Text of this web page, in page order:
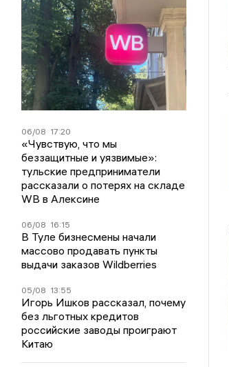
06/08 17:20
«Чувствую, что мы
беззащитные и уязвимые»:
тульские предприниматели
рассказали о потерях на складе
WB в Алексине
06/08 16:15
В Туле бизнесмены начали
массово продавать пункты
выдачи заказов Wildberries
05/08 13:55
Игорь Ишков рассказал, почему
без льготных кредитов
российские заводы проиграют
Китаю